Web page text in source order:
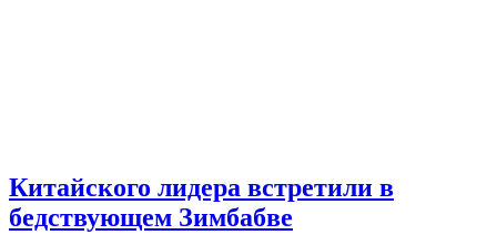
Китайского лидера встретили в
бедствующем Зимбабве